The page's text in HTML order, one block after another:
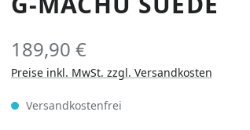
189,90 €
Preise inkl. MwSt. zzgl. Versandkosten
Versandkostenfrei